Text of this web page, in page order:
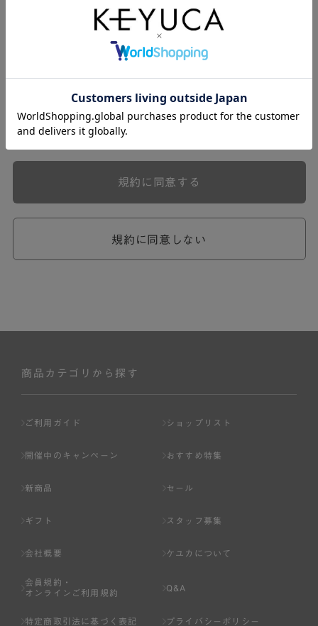
この会員規約（以下「本規約」といいます。）は、河淳株
式会社ケユカ事業部（以下「弊社」といいます。）が提供
する一連のサービスに関し、弊社が次条の定めに従い入会
本規約は、会員と弊社との間のサービスの利用に関わる一
切の関係に適用されるものとします。
弊社が一連のサービスを提供するにあたり、本規約のほ
ら個別規定はその名称のいかんに関わらず、本規約の一部
めが優先されるものとします。
ません。
ページへの入力、または弊社が別途指定する方法に従って
基づき判断した場合は、弊社は、その登録を取り消すこと
のいずれかの事由に該当する場合は、その登録を拒否し、
または事前に通知することなく一旦なされた登録を取り消
規約に同意しない
規約に同意する
商品カテゴリから探す
ご利用ガイド ショップリスト
開催中のキャンペーン おすすめ特集
新商品 セール
ギフト スタッフ募集
会社概要 ケユカについて
会員規約・
オンラインご利用規約
Q&A
特定商取引法に基づく表記 プライバシーポリシー